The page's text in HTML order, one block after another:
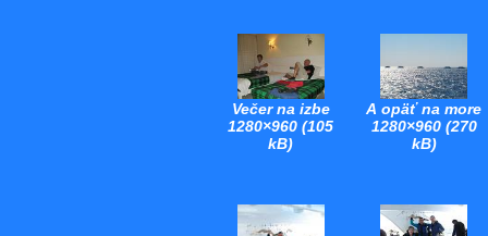
Večer na izbe
1280×960 (105
kB)
A opäť na more
1280×960 (270
kB)